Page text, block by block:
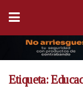
Etiqueta: